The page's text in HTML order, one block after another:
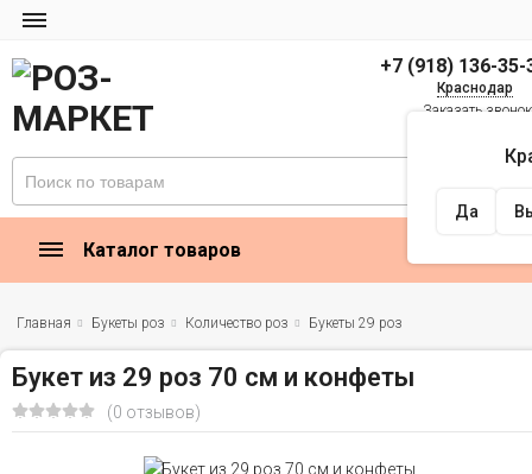
+7 (918) 136-35-
Краснодар
Да
Заказать звонок
Каталог товаров
Главная Букеты роз Количество роз Букеты 29 роз
Букет из 29 роз 70 см и конфеты
(0 отзывов)